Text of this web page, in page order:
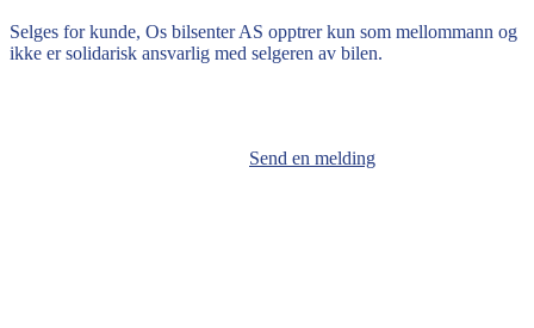
Selges for kunde, Os bilsenter AS opptrer kun som mellommann og
ikke er solidarisk ansvarlig med selgeren av bilen.
Send en melding